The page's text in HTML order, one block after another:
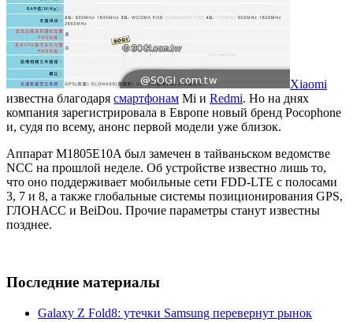
Xiaomi
известна благодаря смартфонам Mi и Redmi. Но на днях
компания зарегистрировала в Европе новый бренд Pocophone
и, судя по всему, анонс первой модели уже близок.
Аппарат M1805E10A был замечен в тайваньском ведомстве
NCC на прошлой неделе. Об устройстве известно лишь то,
что оно поддерживает мобильные сети FDD-LTE с полосами
3, 7 и 8, а также глобальные системы позиционирования GPS,
ГЛОНАСС и BeiDou. Прочие параметры станут известны
позднее.
Последние материалы
Galaxy Z Fold8: утечки Samsung перевернут рынок